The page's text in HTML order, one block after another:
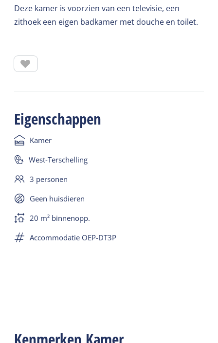
Deze kamer is voorzien van een televisie, een
zithoek een eigen badkamer met douche en toilet.
Eigenschappen
Kamer
West-Terschelling
3 personen
Geen huisdieren
20 m² binnenopp.
Accommodatie OEP-DT3P